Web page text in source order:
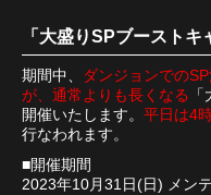
「大盛りSPブーストキ
期間中、
ダンジョンでの
が、通常よりも長くなる
開催いたします。 平日は4
行なわれます。
■開催期間
2023年10月31日(日) メン